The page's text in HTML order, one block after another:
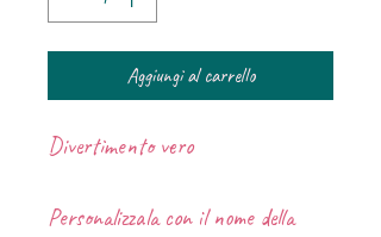
Aggiungi al carrello
Divertimento vero
Personalizzala con il nome della